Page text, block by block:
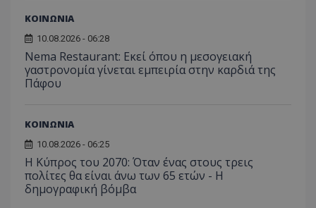
ΚΟΙΝΩΝΙΑ
10.08.2026 - 06:28
Nema Restaurant: Εκεί όπου η μεσογειακή
γαστρονομία γίνεται εμπειρία στην καρδιά της
Πάφου
ΚΟΙΝΩΝΙΑ
10.08.2026 - 06:25
Η Κύπρος του 2070: Όταν ένας στους τρεις
πολίτες θα είναι άνω των 65 ετών - Η
δημογραφική βόμβα